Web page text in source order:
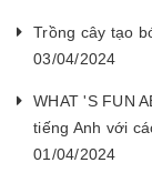
Trồng cây tạo
03/04/2024
WHAT 'S FUN
tiếng Anh với
01/04/2024